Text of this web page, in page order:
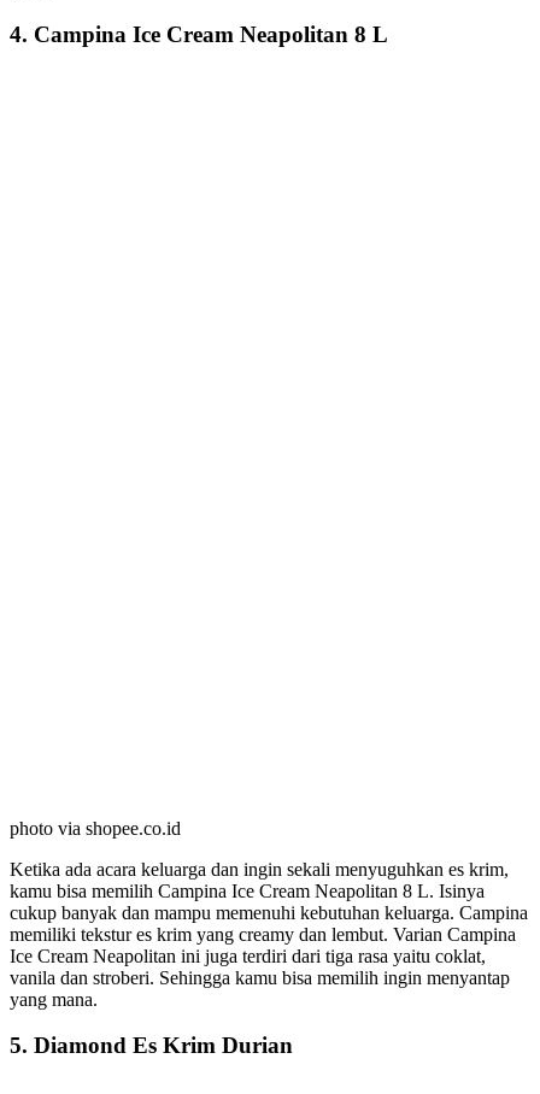
4. Campina Ice Cream Neapolitan 8 L
photo via shopee.co.id
Ketika ada acara keluarga dan ingin sekali menyuguhkan es krim,
kamu bisa memilih Campina Ice Cream Neapolitan 8 L. Isinya
cukup banyak dan mampu memenuhi kebutuhan keluarga. Campina
memiliki tekstur es krim yang creamy dan lembut. Varian Campina
Ice Cream Neapolitan ini juga terdiri dari tiga rasa yaitu coklat,
vanila dan stroberi. Sehingga kamu bisa memilih ingin menyantap
yang mana.
5. Diamond Es Krim Durian